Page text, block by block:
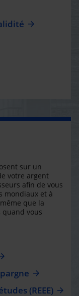
sur un
votre argent
afin de vous
mondiaux et à
que la
quand vous
(REEE)